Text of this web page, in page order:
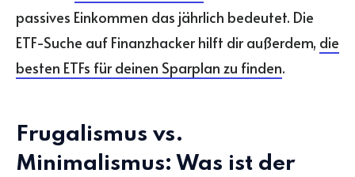
passives Einkommen das jährlich bedeutet. Die
ETF-Suche auf Finanzhacker hilft dir außerdem, die
besten ETFs für deinen Sparplan zu finden.
Frugalismus vs.
Minimalismus: Was ist der